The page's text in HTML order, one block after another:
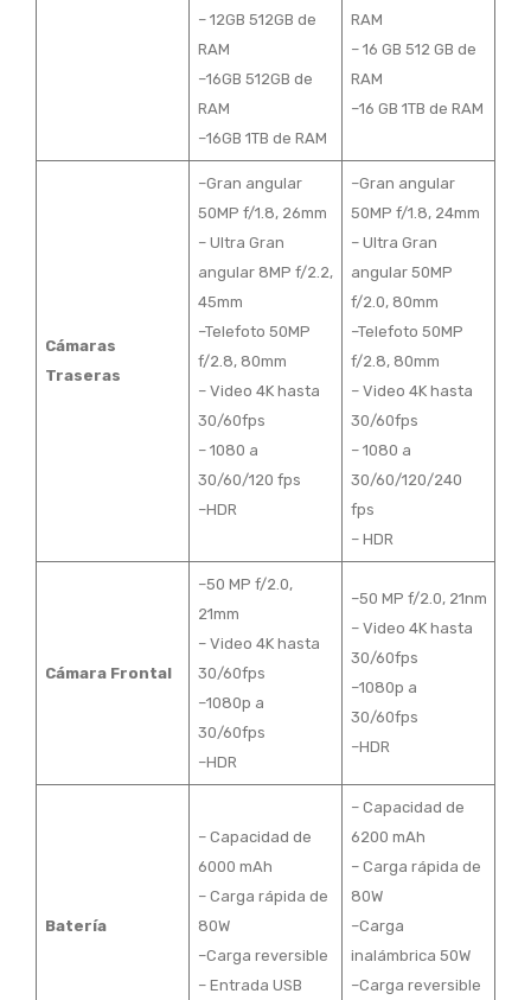
– 12GB 512GB de
RAM
–16GB 512GB de
RAM
–16GB 1TB de RAM
RAM
– 16 GB 512 GB de
RAM
–16 GB 1TB de RAM
Cámaras
Traseras
–Gran angular
50MP f/1.8, 26mm
– Ultra Gran
angular 8MP f/2.2,
45mm
–Telefoto 50MP
f/2.8, 80mm
– Video 4K hasta
30/60fps
– 1080 a
30/60/120 fps
–HDR
–Gran angular
50MP f/1.8, 24mm
– Ultra Gran
angular 50MP
f/2.0, 80mm
–Telefoto 50MP
f/2.8, 80mm
– Video 4K hasta
30/60fps
– 1080 a
30/60/120/240
fps
– HDR
Cámara Frontal
–50 MP f/2.0,
21mm
– Video 4K hasta
30/60fps
–1080p a
30/60fps
–HDR
–50 MP f/2.0, 21nm
– Video 4K hasta
30/60fps
–1080p a
30/60fps
–HDR
Batería
– Capacidad de
6000 mAh
– Carga rápida de
80W
–Carga reversible
– Entrada USB
– Capacidad de
6200 mAh
– Carga rápida de
80W
–Carga
inalámbrica 50W
–Carga reversible